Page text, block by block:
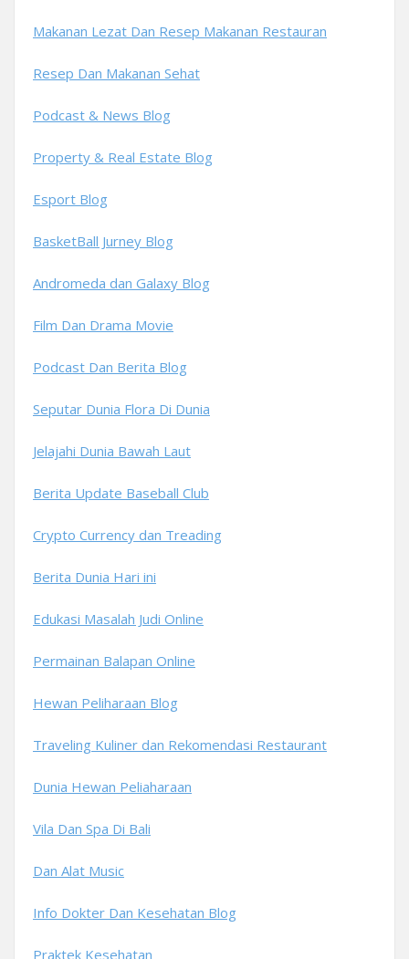
Makanan Lezat Dan Resep Makanan Restauran
Resep Dan Makanan Sehat
Podcast & News Blog
Property & Real Estate Blog
Esport Blog
BasketBall Jurney Blog
Andromeda dan Galaxy Blog
Film Dan Drama Movie
Podcast Dan Berita Blog
Seputar Dunia Flora Di Dunia
Jelajahi Dunia Bawah Laut
Berita Update Baseball Club
Crypto Currency dan Treading
Berita Dunia Hari ini
Edukasi Masalah Judi Online
Permainan Balapan Online
Hewan Peliharaan Blog
Traveling Kuliner dan Rekomendasi Restaurant
Dunia Hewan Peliaharaan
Vila Dan Spa Di Bali
Dan Alat Music
Info Dokter Dan Kesehatan Blog
Praktek Kesehatan